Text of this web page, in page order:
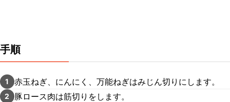
手順
1 赤玉ねぎ、にんにく、万能ねぎはみじん切りにします。
2 豚ロース肉は筋切りをします。